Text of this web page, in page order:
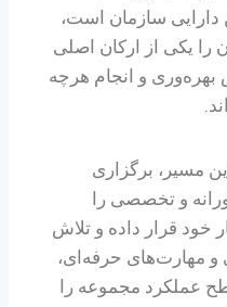
دارایی سازمان است،
را یکی از ارکان اصلی
بهره‌وری و انجام هرچه
مسیر، برگزاری
و تخصصی را
قرار داده و تلاش
و مهارت‌های حرفه‌ای،
عملکرد مجموعه را